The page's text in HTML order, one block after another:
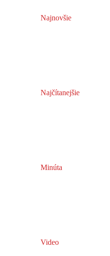
Najnovšie
Najčítanejšie
Minúta
Video